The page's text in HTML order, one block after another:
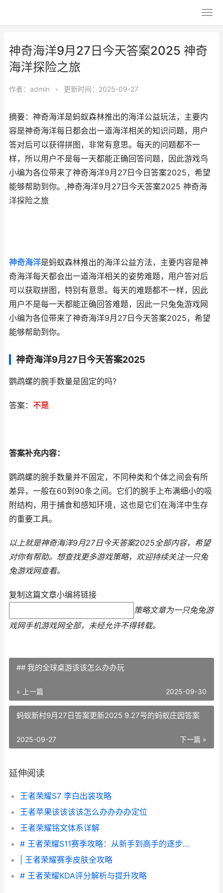
神奇海洋9月27日今天答案2025 神奇
海洋探险之旅
作者： admin • 更新时间：2025-09-27
摘要：神奇海洋是蚂蚁森林推出的海洋公益玩法，主要内
容是神奇海洋每日都会出一道海洋相关的知识问题，用户
答对后可以获得拼图，非常有意思。每天的问题都不一
样，所以用户不是每一天都能正确回答问题，因此游戏鸟
小编为各位带来了神奇海洋9月27日今日答案2025，希望
能够帮助到你。,神奇海洋9月27日今天答案2025 神奇海
洋探险之旅
神奇海洋是蚂蚁森林推出的海洋公益方法，主要内容是神
奇海洋每天都会出一道海洋相关的姿势难题，用户答对后
可以获取拼图，特别有意思。每天的难题都不一样，因此
用户不是每一天都能正确回答难题，因此一只兔兔游戏网
小编为各位带来了神奇海洋9月27日今天答案2025，希望
能够帮助到你。
神奇海洋9月27日今天答案2025
鹦鹉螺的腕手数量是固定的吗?
答案： 不是
答案补充内容：
鹦鹉螺的腕手数量并不固定，不同种类和个体之间会有所
差异，一般在60到90条之间。它们的腕手上布满细小的吸
附结构，用于捕食和感知环境，这也是它们在海洋中生存
的重要工具。
以上就是神奇海洋9月27日今天答案2025全部内容，希望
对你有帮助。 想查找更多游戏策略，欢迎持续关注一只兔
兔游戏网查看。
复制这篇文章小编将链接
策略文章为一只兔兔游
戏网手机游戏网全部，未经允许不得转载。
## 我的全球桌游该该怎么办办玩
« 上一篇 2025-09-30
蚂蚁新村9月27日答案更新2025 9.27号的蚂蚁庄园答案
下一篇 »
2025-09-27
延伸阅读
王者荣耀S7 李白出装攻略
王者苹果该该该该怎么办办办办定位
王者荣耀铭文体系详解
# 王者荣耀S11赛季攻略：从新手到高手的逐步指南
| 王者荣耀赛季皮肤全攻略
# 王者荣耀KDA评分解析与提升攻略